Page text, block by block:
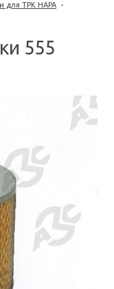
для ТРК НАРА -
555